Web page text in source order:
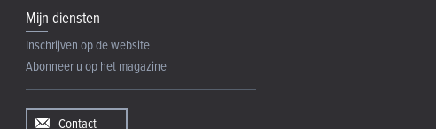
Mijn diensten
Inschrijven op de website
Abonneer u op het magazine
Contact